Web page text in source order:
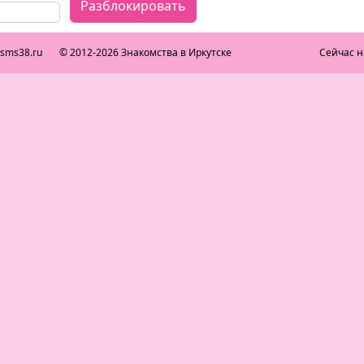
Разблокировать
© 2012-2026 Знакомства в Иркутске Сейчас